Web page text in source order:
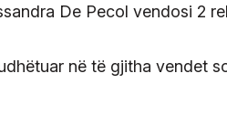
De Pecol vendosi 2
në të gjitha vendet